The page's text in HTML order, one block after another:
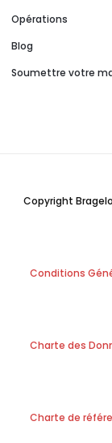
Opérations
Blog
Soumettre votre
Copyright
Conditions
Charte des
Charte de